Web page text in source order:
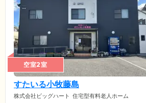
空室2室
すたいる小牧藤島
株式会社ビッグハート 住宅型有料老人ホーム